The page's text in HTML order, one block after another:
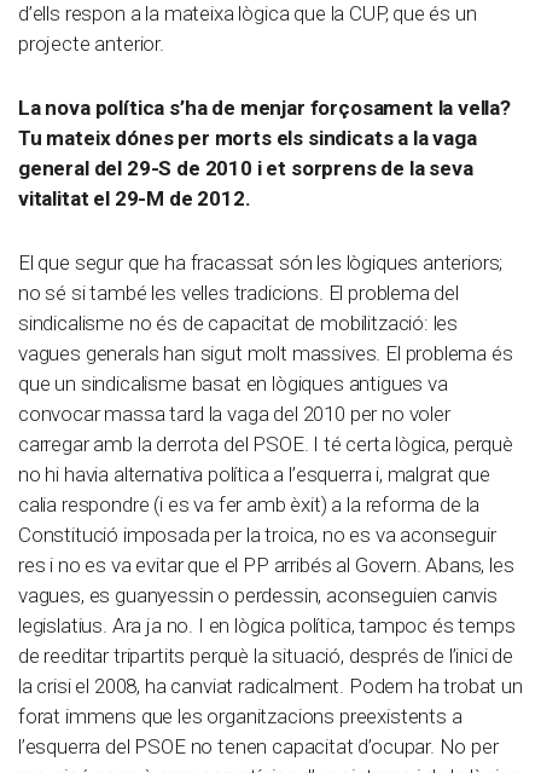
d’ells respon a la mateixa lògica que la CUP, que és un
projecte anterior.
La nova política s’ha de menjar forçosament la vella?
Tu mateix dónes per morts els sindicats a la vaga
general del 29-S de 2010 i et sorprens de la seva
vitalitat el 29-M de 2012.
El que segur que ha fracassat són les lògiques anteriors;
no sé si també les velles tradicions. El problema del
sindicalisme no és de capacitat de mobilització: les
vagues generals han sigut molt massives. El problema és
que un sindicalisme basat en lògiques antigues va
convocar massa tard la vaga del 2010 per no voler
carregar amb la derrota del PSOE. I té certa lògica, perquè
no hi havia alternativa política a l’esquerra i, malgrat que
calia respondre (i es va fer amb èxit) a la reforma de la
Constitució imposada per la troica, no es va aconseguir
res i no es va evitar que el PP arribés al Govern. Abans, les
vagues, es guanyessin o perdessin, aconseguien canvis
legislatius. Ara ja no. I en lògica política, tampoc és temps
de reeditar tripartits perquè la situació, després de l’inici de
la crisi el 2008, ha canviat radicalment. Podem ha trobat un
forat immens que les organitzacions preexistents a
l’esquerra del PSOE no tenen capacitat d’ocupar. No per